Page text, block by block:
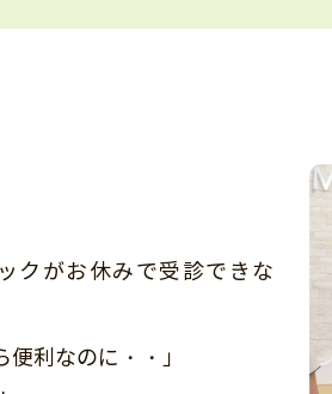
クがお休みで受診できな
利なのに・・」